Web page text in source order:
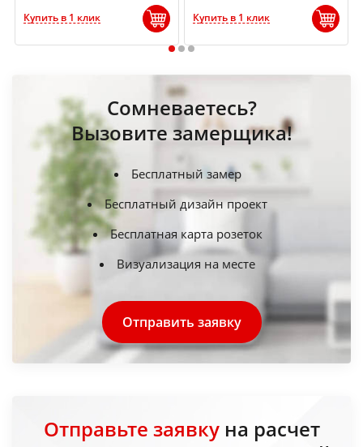
Купить в 1 клик Купить в 1 клик
1 2 3
Сомневаетесь?
Вызовите замерщика!
Бесплатный замер
Бесплатный дизайн проект
Бесплатная карта розеток
Визуализация на месте
Отправить заявку
Отправьте заявкуна расчет